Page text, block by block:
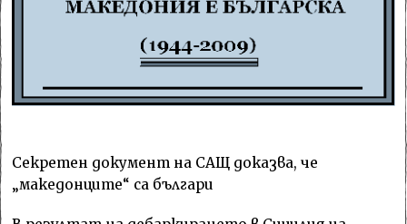
Секретен документ на САЩ доказва, че
„македонците“ са българи